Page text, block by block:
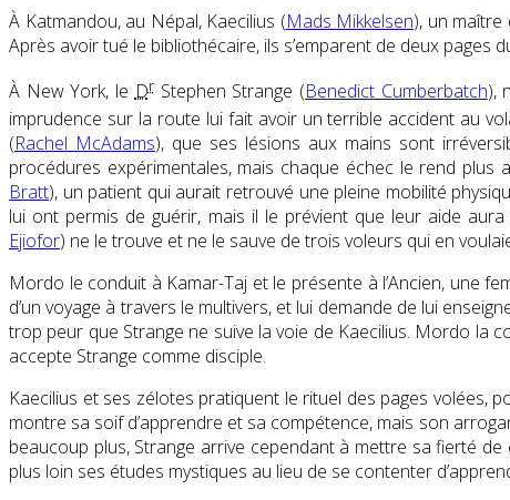
À Katmandou, au Népal, Kaecilius (Mads Mikkelsen), un maître
Après avoir tué le bibliothécaire, ils s’emparent de deux pages
À New York, le DrStephen Strange (Benedict Cumberbatch),
imprudence sur la route lui fait avoir un terrible accident au
(Rachel McAdams), que ses lésions aux mains sont
procédures expérimentales, mais chaque échec le rend
Bratt), un patient qui aurait retrouvé une pleine mobilité
lui ont permis de guérir, mais il le prévient que leur aide
Ejiofor) ne le trouve et ne le sauve de trois voleurs qui en
Mordo le conduit à Kamar-Taj et le présente à l’Ancien, une
d’un voyage à travers le multivers, et lui demande de lui
trop peur que Strange ne suive la voie de Kaecilius. Mordo la
accepte Strange comme disciple.
Kaecilius et ses zélotes pratiquent le rituel des pages volées,
montre sa soif d’apprendre et sa compétence, mais son
beaucoup plus, Strange arrive cependant à mettre sa fierté
plus loin ses études mystiques au lieu de se contenter